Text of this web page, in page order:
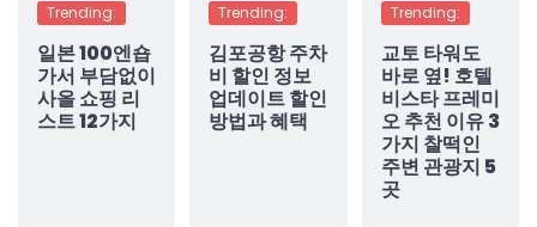
Trending:
일본 100엔숍
가서 부담없이
사올 쇼핑 리
스트 12가지
Trending:
김포공항 주차
비 할인 정보
업데이트 할인
방법과 혜택
Trending:
교토 타워도
바로 옆! 호텔
비스타 프레미
오 추천 이유 3
가지 찰떡인
주변 관광지 5
곳